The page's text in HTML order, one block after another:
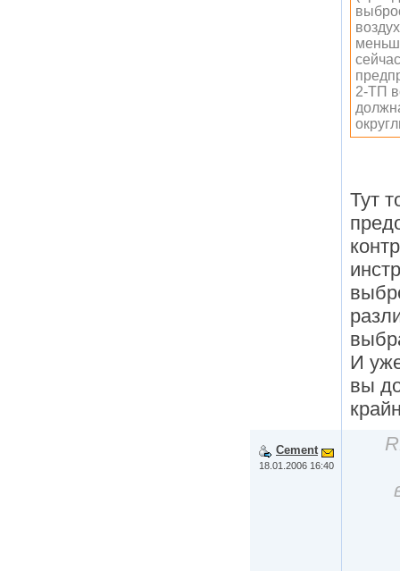
2-ТП
Тут
И
вы
Cement
18.01.2006 16:40